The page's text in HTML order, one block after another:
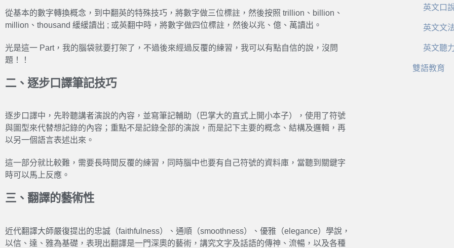
從基本的數字轉換概念，到中翻英的特殊技巧，將數字做三位標註，然後按照 trillion、billion、
million、thousand 緩緩讀出 ; 或英翻中時，將數字做四位標註，然後以兆、億、萬讀出。
光是這一 Part，我的腦袋就要打架了，不過後來經過反覆的練習，我可以有點自信的說，沒問
題！！
二、逐步口譯筆記技巧
逐步口譯中，先聆聽講者演說的內容，並寫筆記輔助（巴掌大的直式上開小本子），使用了符號
與圖型來代替想記錄的內容；重點不是記錄全部的演說，而是記下主要的概念、結構及邏輯，再
以另一個語言表述出來。
這一部分就比較難，需要長時間反覆的練習，同時腦中也要有自己符號的資料庫，當聽到關鍵字
時可以馬上反應。
三、翻譯的藝術性
近代翻譯大師嚴復提出的忠誠（faithfulness）、通順（smoothness）、優雅（elegance）學說，
以信、達、雅為基礎，表現出翻譯是一門深奧的藝術，講究文字及話語的傳神、流暢，以及各種
英文口
英文文
英文聽
雙語教育